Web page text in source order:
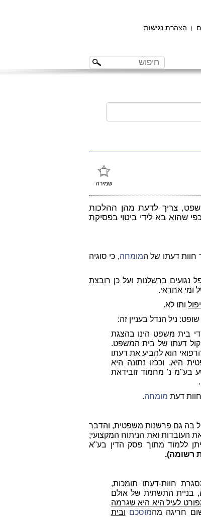
| הצהרת נגישות
שמירה
צריך לדעת מהן ההלכות
שהוא בא לידי ביטוי בפסיקת
חוות דעתו של המומחה, כי סוגיה
ברשלנות ועל כן רובצת
ומי אחראי.
ותו לא.
שופט: ניל הנדל בעניין זה:
בית משפט הינו בהצגת
דעתו של בית המשפט.
הוא להביע את דעתו
היא, וככזו נתונה היא
של בית המשפט". (רע"א 8998/10 אלישע בע"מ נ' מחמוד זובידאת
.
דעת מומחה.
בה גם פרשנות משפטית, והדבר
העובדות ואת הניתוח המקצועי;
ללמוד מתוך פסק הדין בע"א
רשומה).
חוות-דעתו תומכות,
בניית התשתית של אולם
לעיל היא היא שגרמה
חריגה מהמוסכם ובית